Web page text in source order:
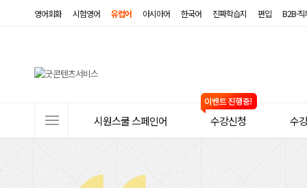
영어회화 시험영어 유럽어 아시아어 한국어 진짜학습지 편입 B2B·
시원스쿨 스페인어 수강신청 수